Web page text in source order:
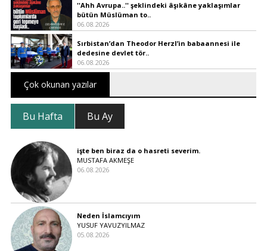
''Ahh Avrupa..'' şeklindeki âşıkâne yaklaşımlar
bütün Müslüman to..
06.08.2026
Sırbistan’dan Theodor Herzl’in babaannesi ile
dedesine devlet tör..
06.08.2026
Çok okunan yazılar
Bu Hafta Bu Ay
işte ben biraz da o hasreti severim.
MUSTAFA AKMEŞE
06.08.2026
Neden İslamcıyım
YUSUF YAVUZYILMAZ
05.08.2026